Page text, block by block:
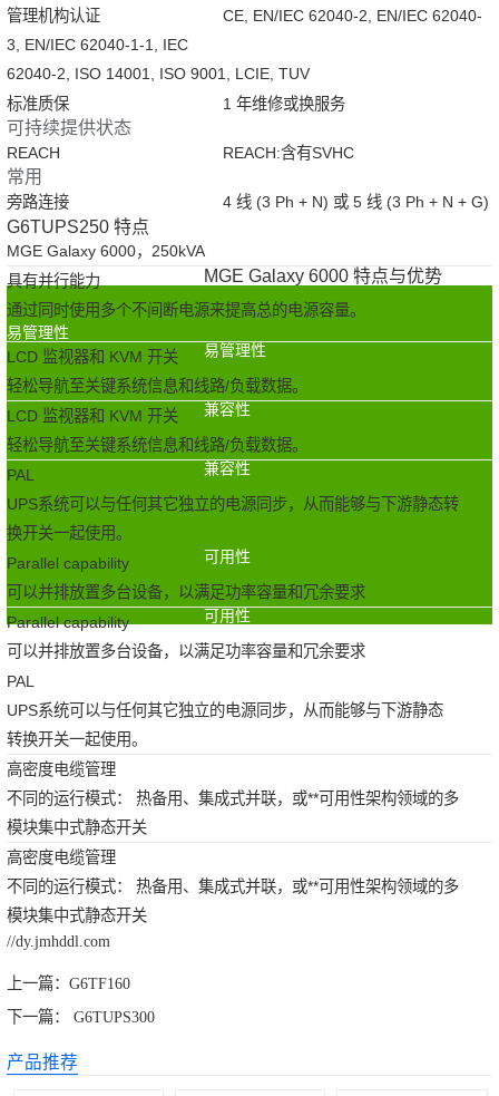
管理机构认证
CE, EN/IEC 62040-2, EN/IEC 62040-
3, EN/IEC 62040-1-1, IEC
62040-2, ISO 14001, ISO 9001, LCIE, TUV
标准质保
1 年维修或换服务
可持续提供状态
REACH REACH:含有SVHC
常用
旁路连接 4 线 (3 Ph + N) 或 5 线 (3 Ph + N + G)
G6TUPS250 特点
MGE Galaxy 6000，250kVA
具有并行能力
通过同时使用多个不间断电源来提高总的电源容量。
MGE Galaxy 6000 特点与优势
易管理性
LCD 监视器和 KVM 开关
轻松导航至关键系统信息和线路/负载数据。
易管理性
LCD 监视器和 KVM 开关
轻松导航至关键系统信息和线路/负载数据。
兼容性
PAL
UPS系统可以与任何其它独立的电源同步，从而能够与下游静态转
换开关一起使用。
Parallel capability
可以并排放置多台设备，以满足功率容量和冗余要求
兼容性
Parallel capability
可以并排放置多台设备，以满足功率容量和冗余要求
PAL
UPS系统可以与任何其它独立的电源同步，从而能够与下游静态
转换开关一起使用。
可用性
高密度电缆管理
不同的运行模式： 热备用、集成式并联，或**可用性架构领域的多
模块集中式静态开关
可用性
高密度电缆管理
不同的运行模式： 热备用、集成式并联，或**可用性架构领域的多
模块集中式静态开关
//dy.jmhddl.com
上一篇： G6TF160
下一篇：
G6TUPS300
产品推荐